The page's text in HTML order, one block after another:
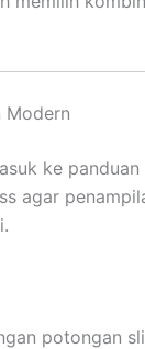
Modern
ke
agar
potongan